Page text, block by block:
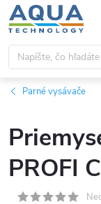
Prejsť
na
obsah
Parné vysávače
PROFI